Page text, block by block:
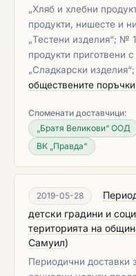
„Хляб и хлебни
продукти, нишесте и
„Тестени изделия“; №
продукти приготвени
„Сладкарски
обществените
Споменати доставчици:
„Братя Великови“ ООД
ВК „Правда“
2019-05-28
детски градини и
територията на
Самуил)
Периодични доставки